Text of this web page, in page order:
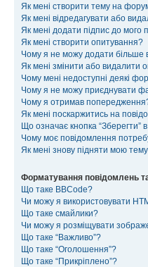
Як мені створити тему на
Як мені відредагувати або
Як мені додати підпис до мого
Як мені створити опитування?
Чому я не можу додати більше
Як мені змінити або видалити
Чому мені недоступні деякі
Чому я не можу приєднувати
Чому я отримав
Як мені поскаржитись на
Що означає кнопка
Чому моє повідомлення
Як мені знову підняти мою
Форматування повідомлень
Що таке BBCode?
Чи можу я використовувати
Що таке смайлики?
Чи можу я розміщувати
Що таке “Важливо”?
Що таке “Оголошення”?
Що таке “Прикріплено”?